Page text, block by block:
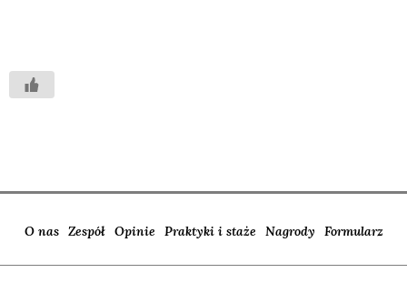
O nas Zespół Opinie Praktyki i staże Nagrody Formularz